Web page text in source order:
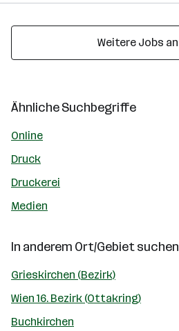
Weitere Jobs
Ähnliche Suchbegriffe
Online
Druck
Druckerei
Medien
In anderem Ort/Gebiet suchen
Grieskirchen (Bezirk)
Wien 16. Bezirk (Ottakring)
Buchkirchen